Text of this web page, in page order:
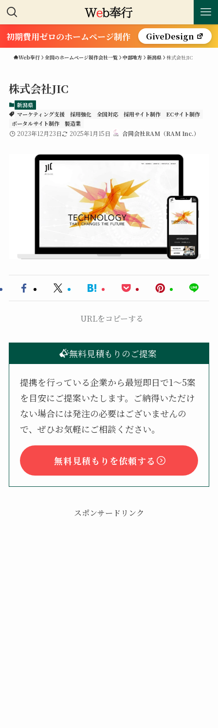
初期費用ゼロのホームページ制作 GiveDesign
Web奉行 全国のホームページ制作会社一覧 中部地方 新潟県 株式会社JIC
株式会社JIC
新潟県
マーケティング支援
採用強化 全国対応 採用サイト制作
ECサイト制作
ポータルサイト制作
製造業
2023年12月23日 2025年1月15日 合同会社RAM（RAM Inc.）
URLをコピーする
無料見積もりのご提案
提携を行っている企業から最短即日で1〜5案
を目安にご提案いたします。ご納得いただけ
ない場合には発注の必要はございませんの
で、ぜひお気軽にご相談ください。
無料見積もりを依頼する
スポンサードリンク